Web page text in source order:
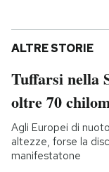
ALTRE STORIE
Tuffarsi nella
oltre 70
Agli Europei di
altezze, forse la
manifestatone